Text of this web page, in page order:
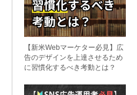
【新米Webマーケター必見】広
告のデザインを上達させるため
に習慣化するべき考動とは？